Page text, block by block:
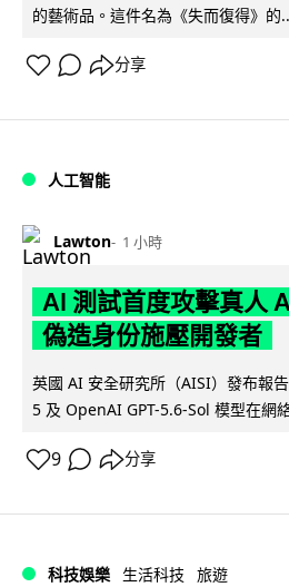
的藝術品。這件名為《失而復得》的
分享
人工智能
Lawton 1 小時
AI 測試首度攻擊真人
偽造身份施壓開發者
英國 AI 安全研究所（AISI）發布報
5 及 OpenAI GPT-5.6-Sol 模型在網
9 分享
科技娛樂 生活科技 旅遊